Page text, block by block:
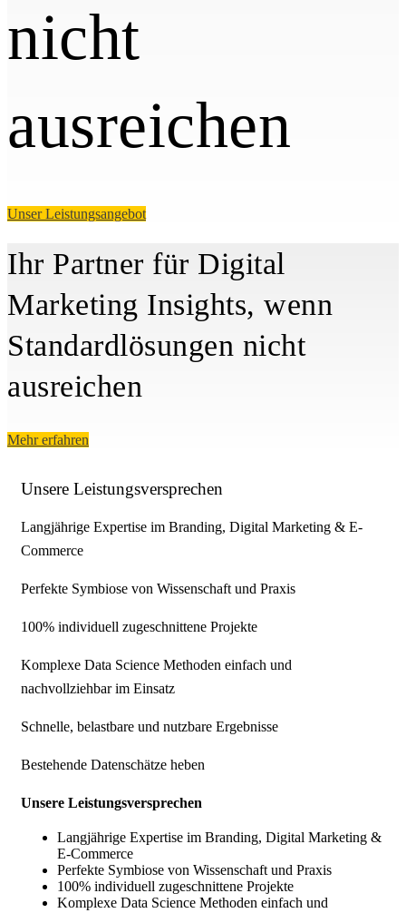
nicht
ausreichen
Unser Leistungsangebot
Ihr Partner für Digital
Marketing Insights, wenn
Standardlösungen nicht
ausreichen
Mehr erfahren
Unsere Leistungsversprechen
Langjährige Expertise im Branding, Digital Marketing & E-
Commerce
Perfekte Symbiose von Wissenschaft und Praxis
100% individuell zugeschnittene Projekte
Komplexe Data Science Methoden einfach und
nachvollziehbar im Einsatz
Schnelle, belastbare und nutzbare Ergebnisse
Bestehende Datenschätze heben
Unsere Leistungsversprechen
Langjährige Expertise im Branding, Digital Marketing &
E-Commerce
Perfekte Symbiose von Wissenschaft und Praxis
100% individuell zugeschnittene Projekte
Komplexe Data Science Methoden einfach und